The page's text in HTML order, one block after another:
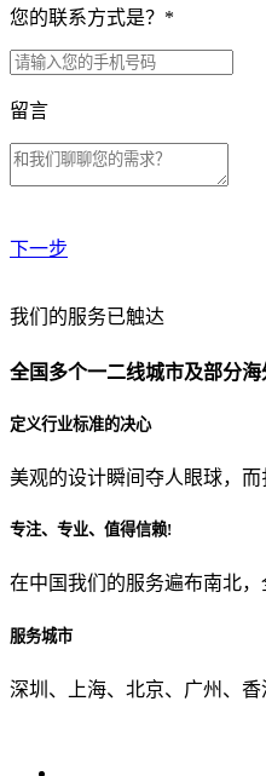
您的联系方式是？ *
留言
下一步
贵公司预算范围是？
贵公司的团队规模是？
从哪里了解到我们？
我们的服务已触达
全国多个一二线城市及部分海
定义行业标准的决心
美观的设计瞬间夺人眼球，
专注、专业、值得信赖!
在中国我们的服务遍布南北
服务城市
深圳、上海、北京、广州、